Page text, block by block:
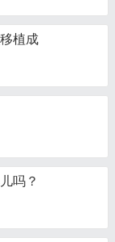
植成
吗？